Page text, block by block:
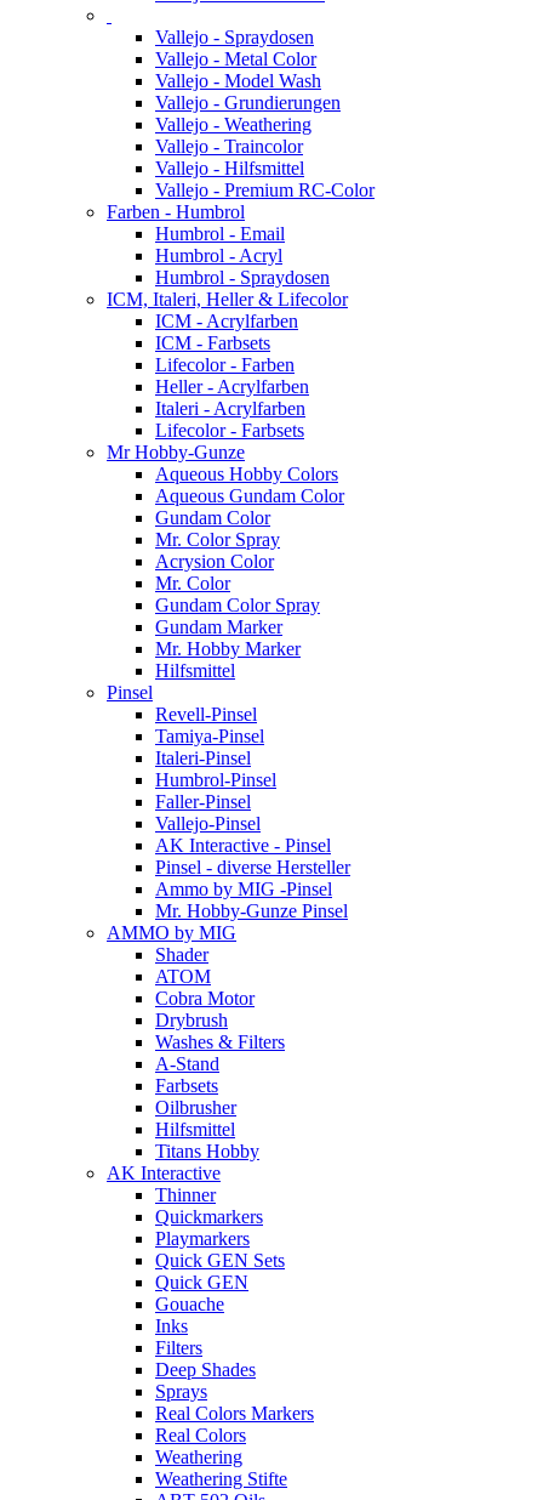
Vallejo - Spraydosen
Vallejo - Metal Color
Vallejo - Model Wash
Vallejo - Grundierungen
Vallejo - Weathering
Vallejo - Traincolor
Vallejo - Hilfsmittel
Vallejo - Premium RC-Color
Farben - Humbrol
Humbrol - Email
Humbrol - Acryl
Humbrol - Spraydosen
ICM, Italeri, Heller & Lifecolor
ICM - Acrylfarben
ICM - Farbsets
Lifecolor - Farben
Heller - Acrylfarben
Italeri - Acrylfarben
Lifecolor - Farbsets
Mr Hobby-Gunze
Aqueous Hobby Colors
Aqueous Gundam Color
Gundam Color
Mr. Color Spray
Acrysion Color
Mr. Color
Gundam Color Spray
Gundam Marker
Mr. Hobby Marker
Hilfsmittel
Pinsel
Revell-Pinsel
Tamiya-Pinsel
Italeri-Pinsel
Humbrol-Pinsel
Faller-Pinsel
Vallejo-Pinsel
AK Interactive - Pinsel
Pinsel - diverse Hersteller
Ammo by MIG -Pinsel
Mr. Hobby-Gunze Pinsel
AMMO by MIG
Shader
ATOM
Cobra Motor
Drybrush
Washes & Filters
A-Stand
Farbsets
Oilbrusher
Hilfsmittel
Titans Hobby
AK Interactive
Thinner
Quickmarkers
Playmarkers
Quick GEN Sets
Quick GEN
Gouache
Inks
Filters
Deep Shades
Sprays
Real Colors Markers
Real Colors
Weathering
Weathering Stifte